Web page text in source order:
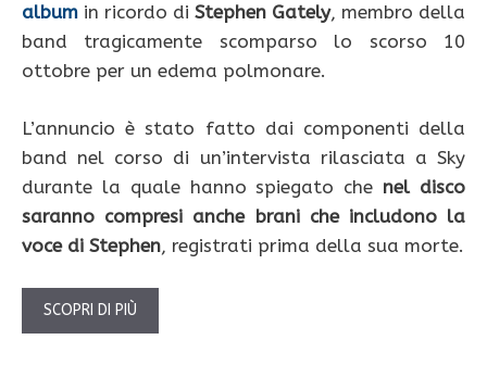
album in ricordo di Stephen Gately, membro della
band tragicamente scomparso lo scorso 10
ottobre per un edema polmonare.
L’annuncio è stato fatto dai componenti della
band nel corso di un’intervista rilasciata a Sky
durante la quale hanno spiegato che nel disco
saranno compresi anche brani che includono la
voce di Stephen, registrati prima della sua morte.
SCOPRI DI PIÙ